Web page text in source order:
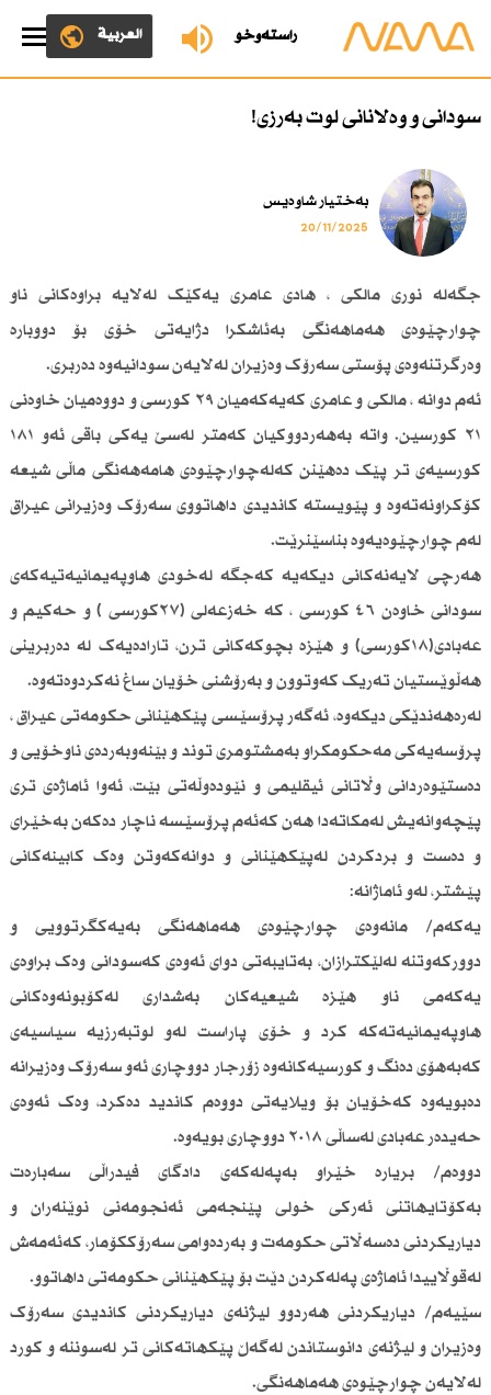
ڕاستەوخۆ العربية
سودانی و وەلانانی لوت بەرزی!
بەختیار شاوەیس
20/11/2025
جگەلە نوری مالکی ، هادی عامری یەکێک لەلایە براوەکانی ناو
چوارچێوەی هەماهەنگی بەئاشکرا دژایەتی خۆی بۆ دووبارە
وەرگرتنەوەی پۆستی سەرۆک وەزیران لەلایەن سودانیەوە دەربری.
ئەم دوانە ، مالکی و عامری کەیەکەمیان ٢٩ کورسی و دووەمیان خاوەنی
٢١ کورسین. واتە بەهەردووکیان کەمتر لەسێ یەکی باقی ئەو ١٨١
کورسیەی تر پێک دەهێنن کەلەچوارچێوەی هامەهەنگی ماڵی شیعە
کۆکراونەتەوە و پێویستە کاندیدی داهاتووی سەرۆک وەزیرانی عیراق
لەم چوارچێوەیەوە بناسێنرێت.
هەرچی لایەنەکانی دیکەیە کەجگە لەخودی هاوپەیمانیەتیەکەی
سودانی خاوەن ٤٦ کورسی ، کە خەزعەلی (٢٧کورسی ) و حەکیم و
عەبادی(١٨کورسی) و هێزە بچوکەکانی ترن، تارادەیەک لە دەربرینی
هەڵوێستیان تەریک کەوتوون و بەرۆشنی خۆیان ساغ نەکردوەتەوە.
لەرەهەندێکی دیکەوە، ئەگەر پرۆسێسی پێکهێنانی حکومەتی عیراق ،
پرۆسەیەکی مەحکومکراو بەمشتومری توند و بێنەوبەردەی ناوخۆیی و
دەستێوەردانی وڵاتانی ئیقلیمی و نێودەوڵەتی بێت، ئەوا ئاماژەی تری
پێچەوانەیش لەمکاتەدا هەن کەئەم پرۆسێسە ناچار دەکەن بەخێرای
و دەست و بردکردن لەپێکهێنانی و دوانەکەوتن وەک کابینەکانی
پێشتر، لەو ئاماژانە:
یەکەم/ مانەوەی چوارچێوەی هەماهەنگی بەیەکگرتوویی و
دوورکەوتنە لەلێکترازان، بەتایبەتی دوای ئەوەی کەسودانی وەک براوەی
یەکەمی ناو هێزە شیعیەکان بەشداری لەکۆبونەوەکانی
هاوپەیمانیەتەکە کرد و خۆی پاراست لەو لوتبەرزیە سیاسیەی
کەبەهۆی دەنگ و کورسیەکانەوە زۆرجار دووچاری ئەو سەرۆک وەزیرانە
دەبویەوە کەخۆیان بۆ ویلایەتی دووەم کاندید دەکرد، وەک ئەوەی
حەیدەر عەبادی لەساڵی ٢٠١٨ دووچاری بویەوە.
دووەم/ بریارە خێراو بەپەلەکەی دادگای فیدراڵی سەبارەت
بەکۆتایهاتنی ئەرکی خولی پێنجەمی ئەنجومەنی نوێنەران و
دیاریکردنی دەسەڵاتی حکومەت و بەردەوامی سەرۆککۆمار، کەئەمەش
لەقوڵاییدا ئاماژەی پەلەکردن دێت بۆ پێکهێنانی حکومەتی داهاتوو.
سێیەم/ دیاریکردنی هەردوو لیژنەی دیاریکردنی کاندیدی سەرۆک
وەزیران و لیژنەی دانوستاندن لەگەڵ پێکهاتەکانی تر لەسوننە و کورد
لەلایەن چوارچێوەی هەماهەنگی.